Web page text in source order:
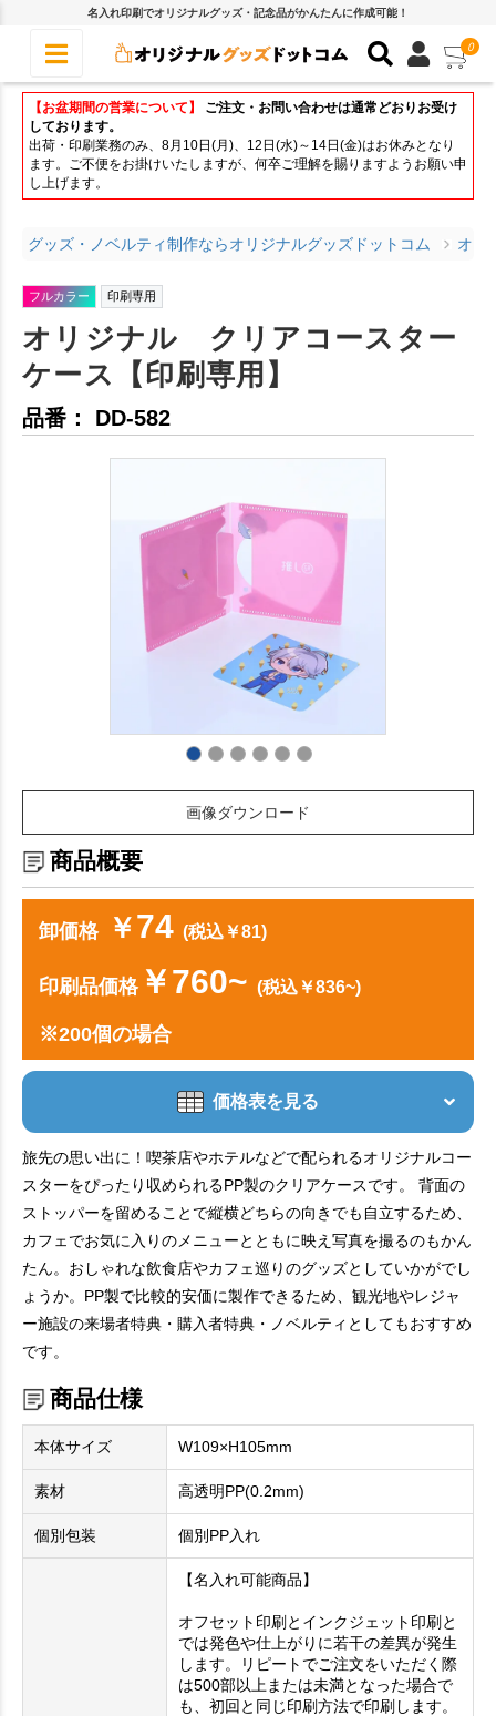
名入れ印刷でオリジナルグッズ・記念品がかんたんに作成可能！
0
【お盆期間の営業について】
ご注文・お問い合わせは通常どおりお受け
しております。
出荷・印刷業務のみ、8月10日(月)、12日(水)～14日(金)はお休みとなり
ます。ご不便をお掛けいたしますが、何卒ご理解を賜りますようお願い申
し上げます。
グッズ・ノベルティ制作ならオリジナルグッズドットコム オリ
フルカラー 印刷専用
オリジナル クリアコースター
ケース【印刷専用】
品番： DD-582
画像ダウンロード
商品概要
卸価格 ￥74 (税込￥81)
印刷品価格￥760~ (税込￥836~)
※200個の場合
価格表を見る
旅先の思い出に！喫茶店やホテルなどで配られるオリジナルコー
スターをぴったり収められるPP製のクリアケースです。 背面の
ストッパーを留めることで縦横どちらの向きでも自立するため、
カフェでお気に入りのメニューとともに映え写真を撮るのもかん
たん。おしゃれな飲食店やカフェ巡りのグッズとしていかがでし
ょうか。PP製で比較的安価に製作できるため、観光地やレジャ
ー施設の来場者特典・購入者特典・ノベルティとしてもおすすめ
です。
商品仕様
本体サイズ W109×H105mm
素材 高透明PP(0.2mm)
個別包装 個別PP入れ
【名入れ可能商品】
オフセット印刷とインクジェット印刷と
では発色や仕上がりに若干の差異が発生
します。リピートでご注文をいただく際
は500部以上または未満となった場合で
も、初回と同じ印刷方法で印刷します。